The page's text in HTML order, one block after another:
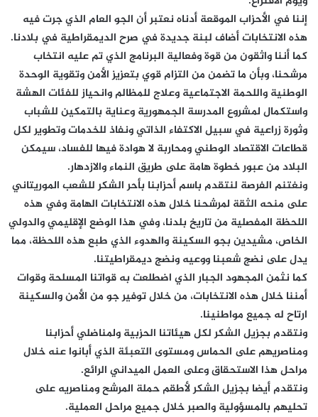
إننا في الأحزاب الموقعة أدناه نعتبر أن الجو العام الذي جرت فيه
هذه الانتخابات أضاف لبنة جديدة في صرح الديمقراطية في بلادنا.
كما أننا واثقون من قوة وفعالية البرنامج الذي تم عليه انتخاب
مرشحنا، وبأن ما تضمن من التزام قوي بتعزيز الأمن وتقوية الوحدة
الوطنية واللحمة الاجتماعية وعلاج للمظالم وانحياز للفئات الهشة
واستكمال لمشروع المدرسة الجمهورية وعناية بالتمكين للشباب
وثورة زراعية في سبيل الاكتفاء الذاتي ونفاذ للخدمات وتطوير لكل
قطاعات الاقتصاد الوطني ومحاربة لا هوادة فيها للفساد، سيمكن
البلاد من عبور خطوة هامة على طريق النماء والازدهار.
ونغتنم الفرصة لنتقدم باسم أحزابنا بأحر الشكر للشعب الموريتاني
على منحه الثقة لمرشحنا خلال هذه الانتخابات الهامة وفي هذه
اللحظة المفصلية من تاريخ بلدنا، وفي هذا الوضع الإقليمي والدولي
الخاص، مشيدين بجو السكينة والهدوء الذي طبع هذه اللحظة، مما
يدل على نضج شعبنا ووعيه ونضج ديمقراطيتنا.
كما نثمن المجهود الجبار الذي اضطلعت به قواتنا المسلحة وقوات
أمننا خلال هذه الانتخابات، من خلال توفير جو من الأمن والسكينة
ارتاح له جميع مواطنينا.
ونتقدم بجزيل الشكر لكل هيئاتنا الحزبية ولمناضلي أحزابنا
ومناصريهم على الحماس ومستوى التعبئة الذي أبانوا عنه خلال
مراحل هذا الاستحقاق وعلى العمل الميداني الرائع.
ونتقدم أيضا بجزيل الشكر لأطقم حملة المرشح ومناصريه على
تحليهم بالمسؤولية والصبر خلال جميع مراحل العملية.